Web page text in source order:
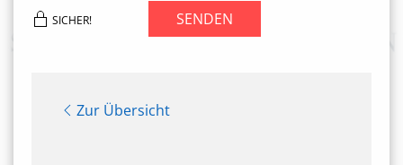
SICHER! SENDEN
Zur Übersicht